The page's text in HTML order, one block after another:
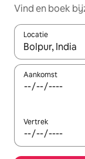
Vind en boek
Locatie
Wanneer er
Aankomst
Vertrek